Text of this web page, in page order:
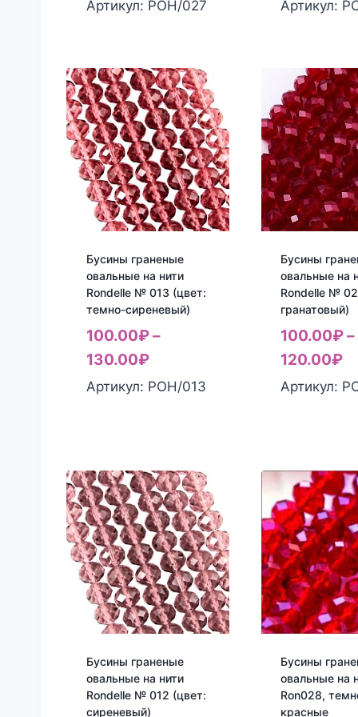
Артикул: РОН/027 Артикул:
Бусины граненые
овальные на нити
Rondelle № 013 (цвет:
темно-сиреневый)
100.00₽–
130.00₽
Артикул: РОН/013
Бусины
овальные на
Rondelle №
гранатовый)
100.00₽–
120.00₽
Артикул:
Бусины граненые
овальные на нити
Rondelle № 012 (цвет:
сиреневый)
Бусины
овальные на
Ron028,
красные